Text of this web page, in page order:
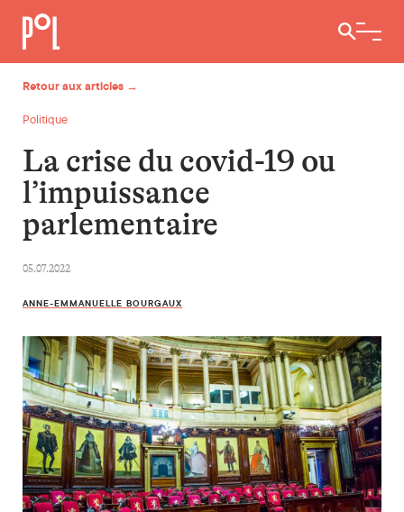
Ouvrir /
Retour aux articles →
Politique
La crise du covid-19 ou
l’impuissance
parlementaire
05.07.2022
ANNE-EMMANUELLE BOURGAUX